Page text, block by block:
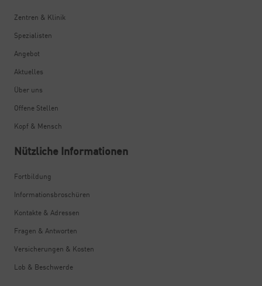
Zentren & Klinik
Spezialisten
Angebot
Aktuelles
Über uns
Offene Stellen
Kopf & Mensch
Nützliche Informationen
Fortbildung
Informationsbroschüren
Kontakte & Adressen
Fragen & Antworten
Versicherungen & Kosten
Lob & Beschwerde